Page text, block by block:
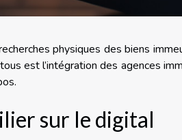
physiques des biens
est l’intégration des agences
sur le digital